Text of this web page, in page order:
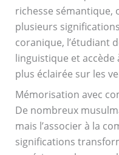
richesse
plusieurs
coranique, l’étudiant
linguistique et
plus éclairée sur les
Mémorisation avec
De nombreux
mais l’associer à la
significations